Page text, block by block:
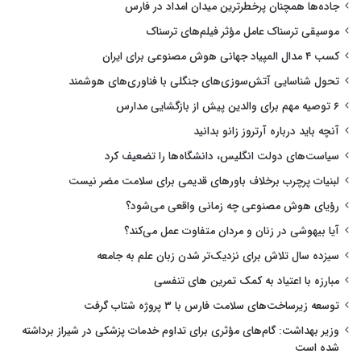
جاده‌ها همچنان پرخطرترین میدان امداد در فارس
موسیقی ترسناک عامل مؤثر فیلم‌های ترسناک
کسب ۴ مدال المپیاد جهانی هوش مصنوعی برای ایران
تحول شناسایی آتش‌سوزی‌های جنگلی با فناوری‌های هوشمند
۶ توصیه مهم برای والدین پیش از بازگشایی مدارس
آنچه باید درباره آرتروز زانو بدانید
سیاست‌های دولت انگلیس، دانشگاه‌ها را تضعیف کرد
لبنیات پرچرب برخلاف باورهای قدیمی برای سلامت مضر نیست
رؤیای هوش مصنوعی چه زمانی واقعی می‌شود؟
آیا بیهوشی در زنان و مردان متفاوت عمل می‌کند؟
سیزده سال تلاش برای نزدیک‌تر شدن زبان علم به جامعه
مبارزه با اعتیاد به کمک تمرین های تنفسی
توسعه زیرساخت‌های سلامت فارس با ۳ پروژه شتاب گرفت
وزیر بهداشت: گام‌های مؤثری برای تداوم خدمات پزشکی در شیراز برداشته
شده است